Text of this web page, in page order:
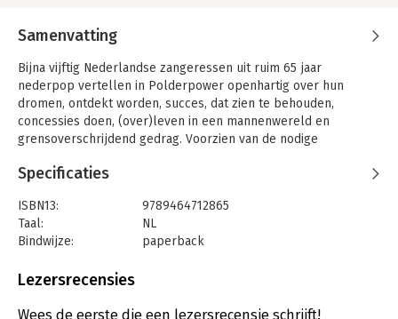
Samenvatting
Bijna vijftig Nederlandse zangeressen uit ruim 65 jaar
nederpop vertellen in Polderpower openhartig over hun
dromen, ontdekt worden, succes, dat zien te behouden,
concessies doen, (over)leven in een mannenwereld en
grensoverschrijdend gedrag. Voorzien van de nodige
topfotografen is dit een rijk geïllustreerde ode aan al die
te zingen en gehoord te worden.
Met medewerking van onder anderen Imca Marina, Bonnie St.
Santing, Frédérique Spigt, Lois Lane, Anita Doth, Trijntje
Lewis, Roxeanne Hazes, Numidia El Morabet en Tabitha.
Specificaties
ISBN13:
9789464712865
Taal:
NL
Bindwijze:
paperback
Uitgever:
Verschijningsdatum:
4-4-2025
Lezersrecensies
Wees de eerste die een lezersrecensie schrijft!